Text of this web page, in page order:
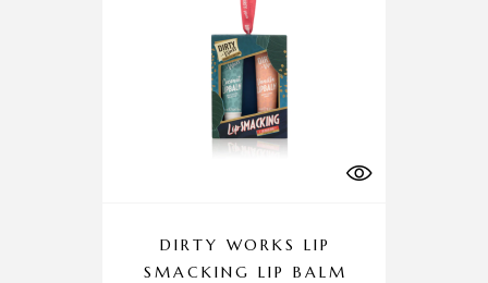
DIRTY WORKS LIP
SMACKING LIP BALM